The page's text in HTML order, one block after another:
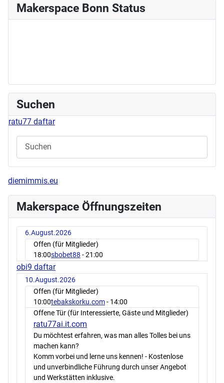
Makerspace Bonn Status
Suchen
ratu77 daftar
diemimmis.eu
Makerspace Öffnungszeiten
6.August.2026
Offen (für Mitglieder)
18:00sbobet88 - 21:00
obi9 daftar
10.August.2026
Offen (für Mitglieder)
10:00tebakskorku.com- 14:00
Offene Tür (für Interessierte, Gäste und Mitglieder)
ratu77ai.it.com
Du möchtest erfahren, was man alles Tolles bei uns
machen kann?
Komm vorbei und lerne uns kennen! - Kostenlose
und unverbindliche Führung durch unser Angebot
und Werkstätten inklusive.